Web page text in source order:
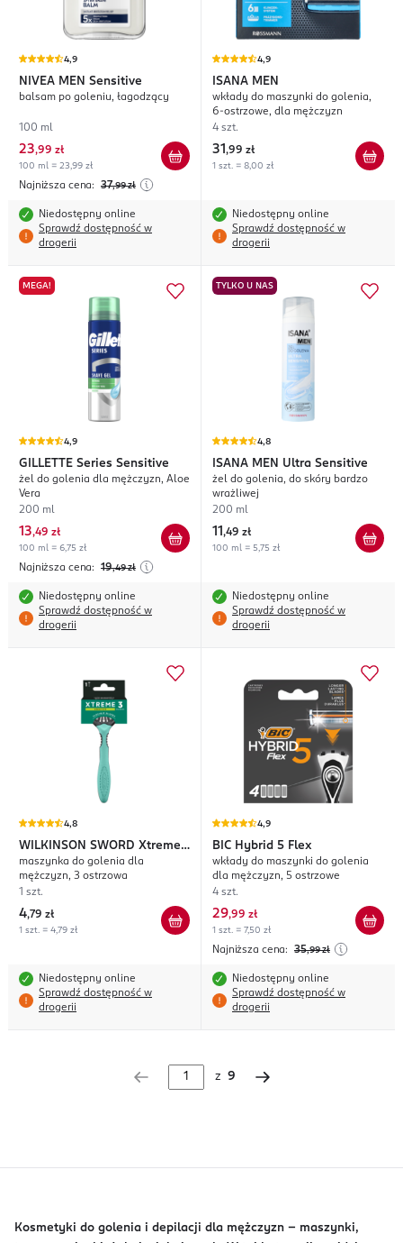
4,9
NIVEA MEN Sensitive
balsam po goleniu, łagodzący
100 ml
23,99 zł
100 ml = 23,99 zł
Najniższa cena: 37,99 zł
Niedostępny online
Sprawdź dostępność w
drogerii
4,9
ISANA MEN
wkłady do maszynki do golenia,
6-ostrzowe, dla mężczyzn
4 szt.
31 ,99 zł
1 szt. = 8,00 zł
Niedostępny online
Sprawdź dostępność w
drogerii
MEGA!
4,9
GILLETTE Series Sensitive
żel do golenia dla mężczyzn, Aloe
Vera
200 ml
13,49 zł
100 ml = 6,75 zł
Najniższa cena: 19,49 zł
Niedostępny online
Sprawdź dostępność w
drogerii
TYLKO U NAS
4,8
ISANA MEN Ultra Sensitive
żel do golenia, do skóry bardzo
wrażliwej
200 ml
11 ,49 zł
100 ml = 5,75 zł
Niedostępny online
Sprawdź dostępność w
drogerii
4,8
WILKINSON SWORD Xtreme
3 Sensitive
maszynka do golenia dla
mężczyzn, 3 ostrzowa
1 szt.
4,79 zł
1 szt. = 4,79 zł
Niedostępny online
Sprawdź dostępność w
drogerii
4,9
BIC Hybrid 5 Flex
wkłady do maszynki do golenia
dla mężczyzn, 5 ostrzowe
4 szt.
29,99 zł
1 szt. = 7,50 zł
Najniższa cena: 35,99 zł
Niedostępny online
Sprawdź dostępność w
drogerii
z 9
Kosmetyki do golenia i depilacji dla mężczyzn – maszynki,